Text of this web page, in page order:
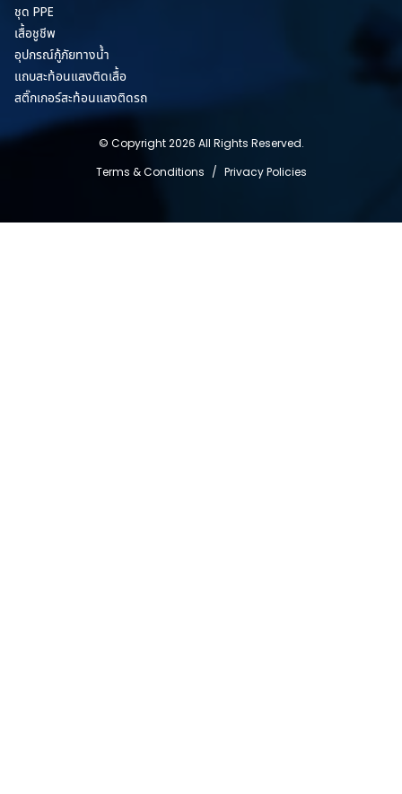
ชุด PPE
เสื้อชูชีพ
อุปกรณ์กู้ภัยทางน้ำ
แถบสะท้อนแสงติดเสื้อ
สติ๊กเกอร์สะท้อนแสงติดรถ
© Copyright 2026 All Rights Reserved.
Terms & Conditions / Privacy Policies